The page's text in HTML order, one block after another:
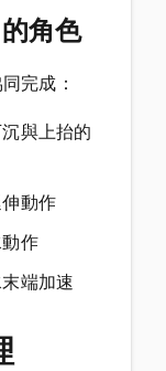
角色
完成：
與上抬的
動作
作
端加速